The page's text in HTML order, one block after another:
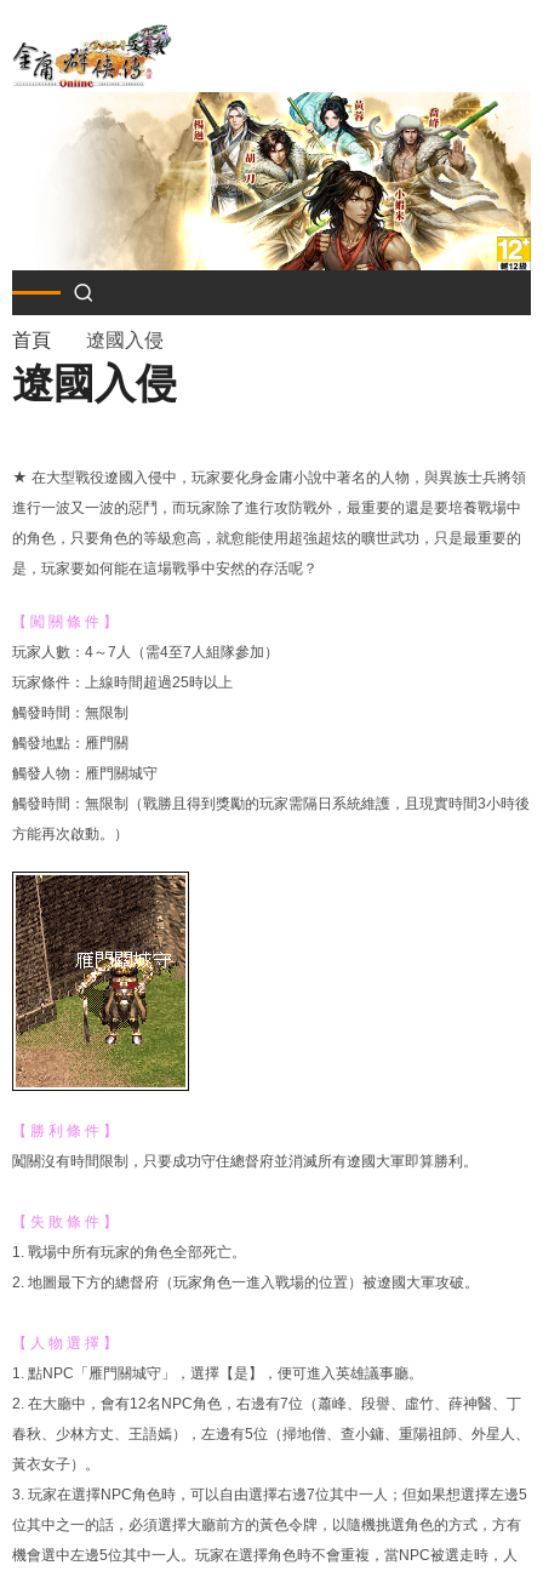
至
導
航
結
首頁 遼國入侵
遼國入侵
★ 在大型戰役遼國入侵中，玩家要化身金庸小說中著名的人物，與異族士兵將領
進行一波又一波的惡鬥，而玩家除了進行攻防戰外，最重要的還是要培養戰場中
的角色，只要角色的等級愈高，就愈能使用超強超炫的曠世武功，只是最重要的
是，玩家要如何能在這場戰爭中安然的存活呢？
【 闖 關 條 件 】
玩家人數：4～7人（需4至7人組隊參加）
玩家條件：上線時間超過25時以上
觸發時間：無限制
觸發地點：雁門關
觸發人物：雁門關城守
觸發時間：無限制（戰勝且得到獎勵的玩家需隔日系統維護，且現實時間3小時後
方能再次啟動。）
【 勝 利 條 件 】
闖關沒有時間限制，只要成功守住總督府並消滅所有遼國大軍即算勝利。
【 失 敗 條 件 】
1. 戰場中所有玩家的角色全部死亡。
2. 地圖最下方的總督府（玩家角色一進入戰場的位置）被遼國大軍攻破。
【 人 物 選 擇 】
1. 點NPC「雁門關城守」，選擇【是】，便可進入英雄議事廳。
2. 在大廳中，會有12名NPC角色，右邊有7位（蕭峰、段譽、虛竹、薛神醫、丁
春秋、少林方丈、王語嫣），左邊有5位（掃地僧、查小鏞、重陽祖師、外星人、
黃衣女子）。
3. 玩家在選擇NPC角色時，可以自由選擇右邊7位其中一人；但如果想選擇左邊5
位其中之一的話，必須選擇大廳前方的黃色令牌，以隨機挑選角色的方式，方有
機會選中左邊5位其中一人。玩家在選擇角色時不會重複，當NPC被選走時，人